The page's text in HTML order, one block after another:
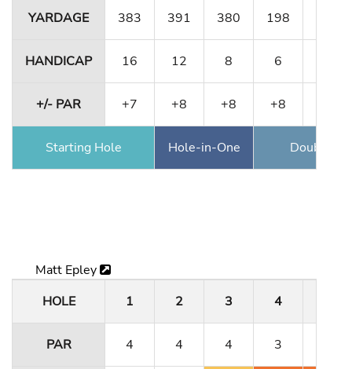
YARDAGE 383 391 380 198
HANDICAP 16 12 8 6
+/- PAR +7 +8 +8 +8
Starting Hole Hole-in-One Double
Matt Epley
HOLE
1 2 3 4
PAR 4 4 4 3